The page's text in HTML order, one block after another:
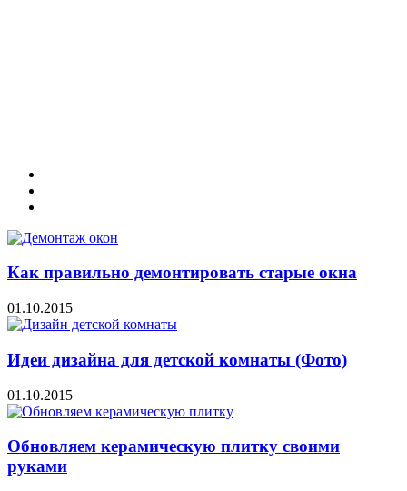
Как правильно демонтировать старые окна
01.10.2015
Идеи дизайна для детской комнаты (Фото)
01.10.2015
Обновляем керамическую плитку своими
руками